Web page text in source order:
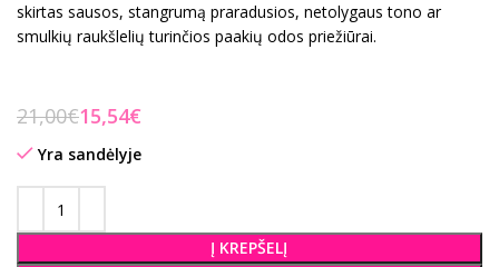
skirtas sausos, stangrumą praradusios, netolygaus tono ar
smulkių raukšlelių turinčios paakių odos priežiūrai.
21,00€15,54€
Yra sandėlyje
Į KREPŠELĮ